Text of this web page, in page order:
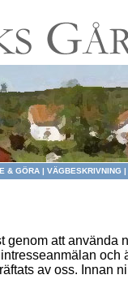
& GÖRA | VÄGBESKRIVNING |
genom att använda
och
av oss. Innan